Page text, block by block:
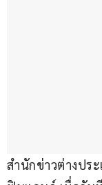
สำนักข่าวต่างปร